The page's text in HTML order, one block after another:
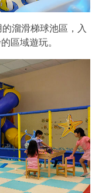
溜滑梯球池區，入
區域遊玩。